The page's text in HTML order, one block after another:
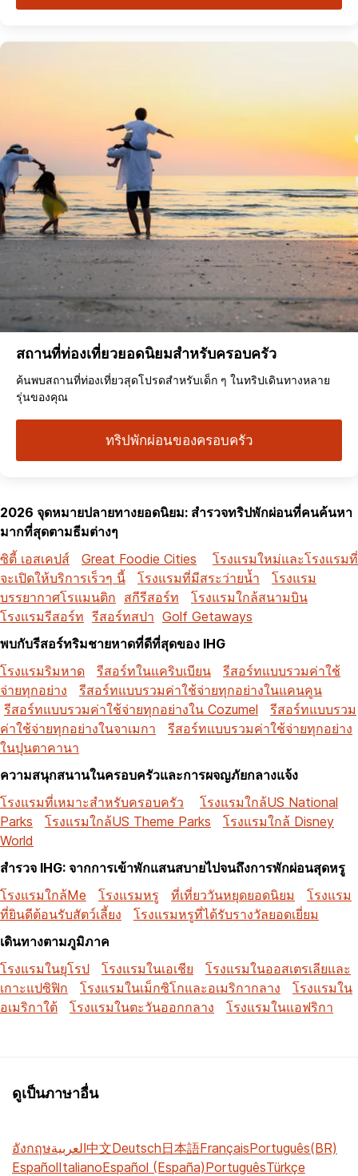
สถานที่ท่องเที่ยวยอดนิยมสำหรับครอบครัว
ค้นพบสถานที่ท่องเที่ยวสุดโปรดสำหรับเด็ก ๆ ในทริปเดินทางหลาย
รุ่นของคุณ
ทริปพักผ่อนของครอบครัว
2026 จุดหมายปลายทางยอดนิยม: สำรวจทริปพักผ่อนที่คนค้นหา
มากที่สุดตามธีมต่างๆ
ซิตี้ เอสเคปส์
Great Foodie Cities
โรงแรมใหม่และโรงแรมที่
จะเปิดให้บริการเร็วๆ นี้
โรงแรมที่มีสระว่ายน้ำ
โรงแรม
บรรยากาศโรแมนติก สกีรีสอร์ท
โรงแรมใกล้สนามบิน
โรงแรมรีสอร์ท รีสอร์ทสปา Golf Getaways
พบกับรีสอร์ทริมชายหาดที่ดีที่สุดของ IHG
โรงแรมริมหาด
รีสอร์ทในแคริบเบียน
รีสอร์ทแบบรวมค่าใช้
จ่ายทุกอย่าง
รีสอร์ทแบบรวมค่าใช้จ่ายทุกอย่างในแคนคูน
รีสอร์ทแบบรวมค่าใช้จ่ายทุกอย่างใน Cozumel
รีสอร์ทแบบรวม
ค่าใช้จ่ายทุกอย่างในจาเมกา
รีสอร์ทแบบรวมค่าใช้จ่ายทุกอย่าง
ในปุนตาคานา
ความสนุกสนานในครอบครัวและการผจญภัยกลางแจ้ง
โรงแรมที่เหมาะสำหรับครอบครัว
โรงแรมใกล้US National
Parks
โรงแรมใกล้US Theme Parks
โรงแรมใกล้ Disney
World
สำรวจ IHG: จากการเข้าพักแสนสบายไปจนถึงการพักผ่อนสุดหรู
โรงแรมใกล้Me
โรงแรมหรู ที่เที่ยววันหยุดยอดนิยม
โรงแรม
ที่ยินดีต้อนรับสัตว์เลี้ยง
โรงแรมหรูที่ได้รับรางวัลยอดเยี่ยม
เดินทางตามภูมิภาค
โรงแรมในยุโรป
โรงแรมในเอเชีย
โรงแรมในออสเตรเลียและ
เกาะแปซิฟิก
โรงแรมในเม็กซิโกและอเมริกากลาง
โรงแรมใน
อเมริกาใต้
โรงแรมในตะวันออกกลาง โรงแรมในแอฟริกา
ดูเป็นภาษาอื่น
อังกฤษالعربية中文Deutsch日本語FrançaisPortuguês(BR)
EspañolItalianoEspañol (España)PortuguêsTürkçe